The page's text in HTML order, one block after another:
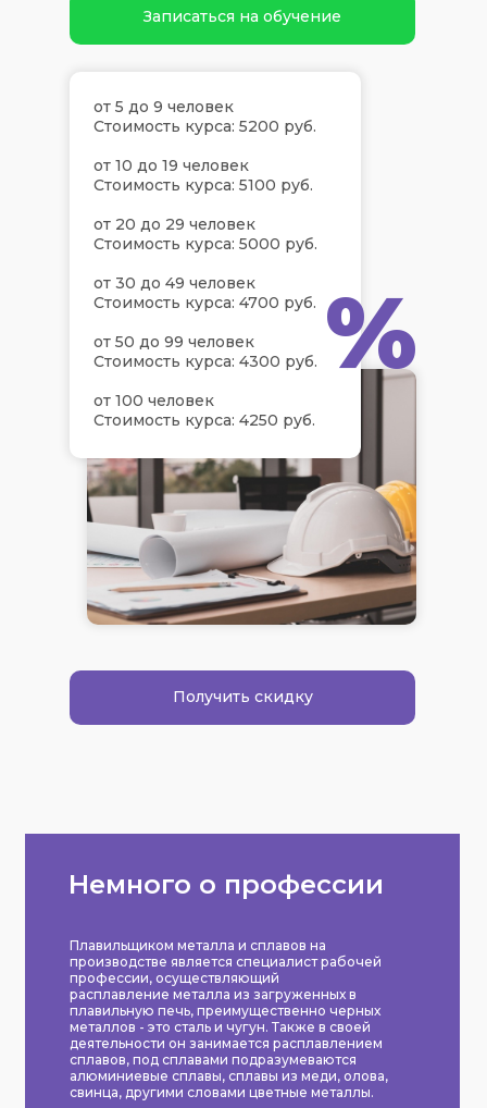
Записаться на обучение
от 5 до 9 человек
Стоимость курса: 5200 руб.
от 10 до 19 человек
Стоимость курса: 5100 руб.
от 20 до 29 человек
Стоимость курса: 5000 руб.
от 30 до 49 человек
Стоимость курса: 4700 руб.
от 50 до 99 человек
Стоимость курса: 4300 руб.
от 100 человек
Стоимость курса: 4250 руб.
Получить скидку
%
Немного о профессии
Плавильщиком металла и сплавов на
производстве является специалист рабочей
профессии, осуществляющий
расплавление металла из загруженных в
плавильную печь, преимущественно черных
металлов - это сталь и чугун. Также в своей
деятельности он занимается расплавлением
сплавов, под сплавами подразумеваются
алюминиевые сплавы, сплавы из меди, олова,
свинца, другими словами цветные металлы.